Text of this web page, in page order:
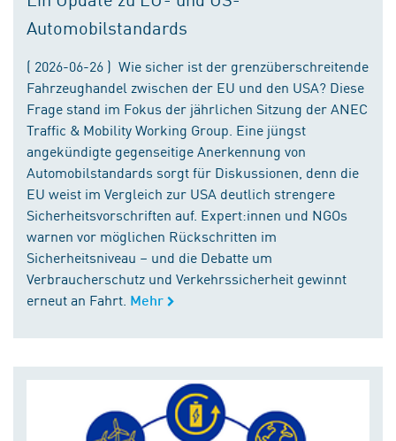
Automobilstandards
( 2026-06-26 ) Wie sicher ist der grenzüberschreitende
Fahrzeughandel zwischen der EU und den USA? Diese
Frage stand im Fokus der jährlichen Sitzung der ANEC
Traffic & Mobility Working Group. Eine jüngst
angekündigte gegenseitige Anerkennung von
Automobilstandards sorgt für Diskussionen, denn die
EU weist im Vergleich zur USA deutlich strengere
Sicherheitsvorschriften auf. Expert:innen und NGOs
warnen vor möglichen Rückschritten im
Sicherheitsniveau – und die Debatte um
Verbraucherschutz und Verkehrssicherheit gewinnt
erneut an Fahrt. Mehr